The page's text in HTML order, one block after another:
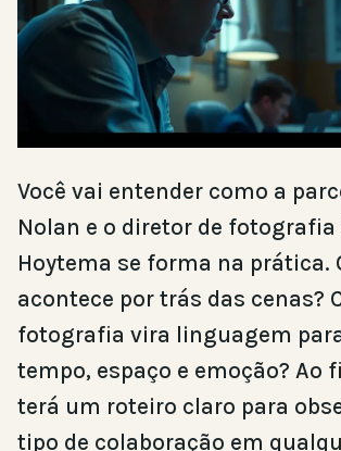
Você vai entender como a
Nolan e o diretor de fotografia
Hoytema se forma na prática.
acontece por trás das cenas?
fotografia vira linguagem
tempo, espaço e emoção? Ao
terá um roteiro claro para
tipo de colaboração em